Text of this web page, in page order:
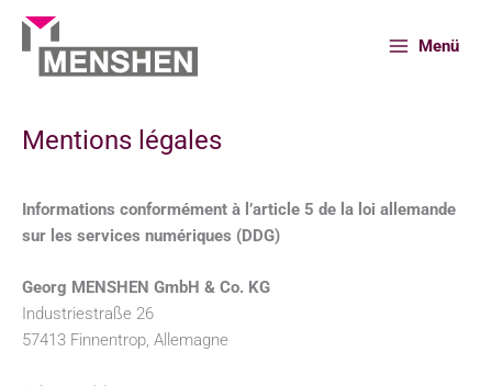
Aller
contenu
Menü
Accueil Mentions légales
Mentions légales
Informations conformément à l’article 5 de la loi allemande
sur les services numériques (DDG)
Georg MENSHEN GmbH & Co. KG
Industriestraße 26
57413 Finnentrop, Allemagne